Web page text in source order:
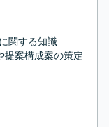
関する知識
提案構成案の策定